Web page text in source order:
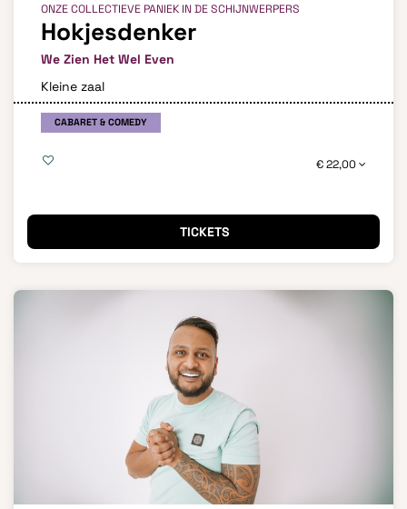
Hokjesdenker
We Zien Het Wel Even
ONZE COLLECTIEVE PANIEK IN DE SCHIJNWERPERS
Kleine zaal
CABARET & COMEDY
€ 22,00
TICKETS